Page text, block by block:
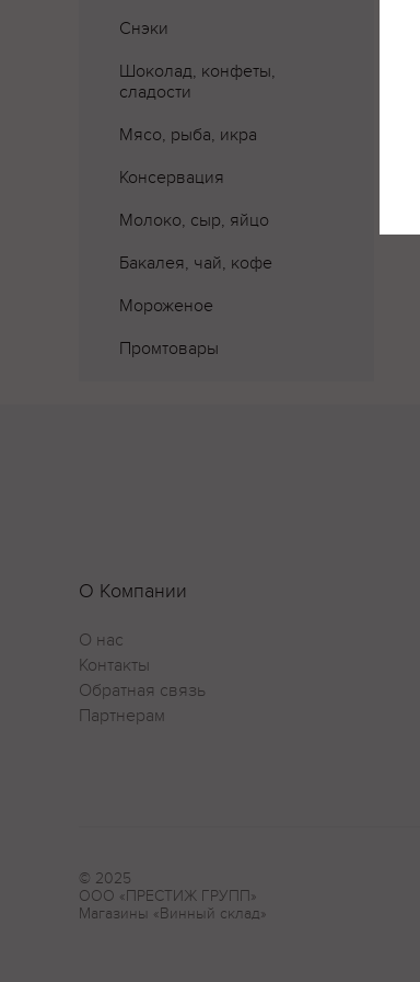
Снэки
Шоколад, конфеты,
сладости
Мясо, рыба, икра
Консервация
Молоко, сыр, яйцо
Бакалея, чай, кофе
Мороженое
Промтовары
О Компании
О нас
Контакты
Обратная связь
Партнерам
© 2025
ООО «ПРЕСТИЖ ГРУПП»
Магазины «Винный склад»